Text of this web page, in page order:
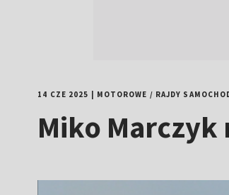
14 CZE 2025 MOTOROWE / RAJDY
Miko